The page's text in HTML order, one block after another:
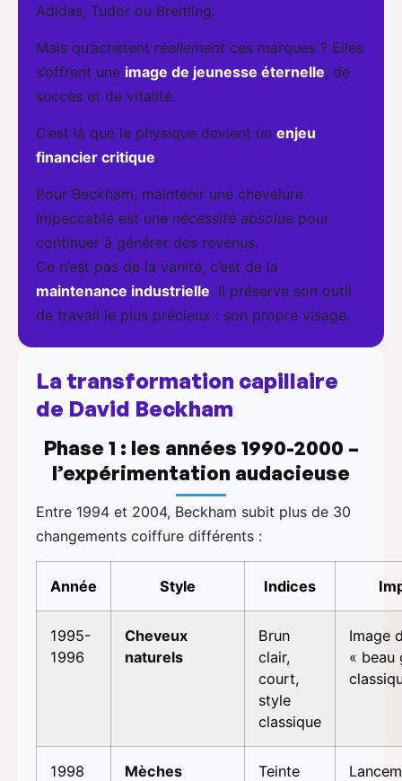
Adidas, Tudor ou Breitling.
Mais qu’achètent réellement ces marques ? Elles
s’offrent une image de jeunesse éternelle, de
succès et de vitalité.
C’est là que le physique devient un enjeu
financier critique.
Pour Beckham, maintenir une chevelure
impeccable est une nécessité absolue pour
continuer à générer des revenus.
Ce n’est pas de la vanité, c’est de la
maintenance industrielle. Il préserve son outil
de travail le plus précieux : son propre visage.
La transformation capillaire
de David Beckham
Phase 1 : les années 1990-2000 –
l’expérimentation audacieuse
Entre 1994 et 2004, Beckham subit plus de 30
changements coiffure différents :
Année Style Indices
1995-
1996
Cheveux
naturels
Brun
clair,
court,
style
classique
Image
« beau
1998
Mèches
Teinte